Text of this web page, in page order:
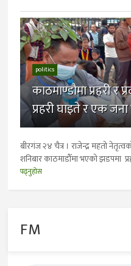
politics
काठमाण्डाैमा प्रहरी र
प्रहरी घाइते र एक
बीरगंज २४ चैत्र । राजेन्द्र महतो नेतृत्वको
शनिबार काठमाडौँमा भएको झडपमा
पढ्नुहोस
FM